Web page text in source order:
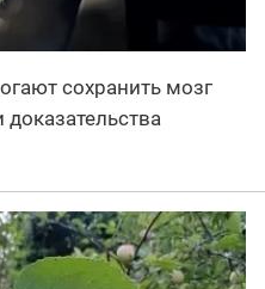
сохранить мозг